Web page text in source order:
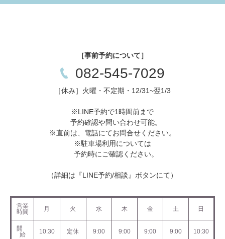
［事前予約について］
082-545-7029
［休み］火曜・不定期・12/31~翌1/3
※LINE予約で1時間前まで
予約確認や問い合わせ可能。
※直前は、電話にてお問合せください。
※駐車場利用については
予約時にご確認ください。
（詳細は『LINE予約/相談』ボタンにて）
営業
時間
月 火 水 木 金 土 日
開
始
10:30 定休 9:00 9:00 9:00 9:00 10:30